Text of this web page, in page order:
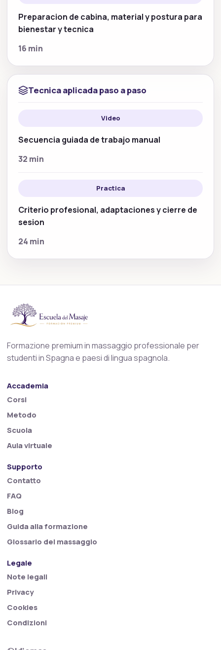
Preparacion de cabina, material y postura para
bienestar y tecnica
16 min
Tecnica aplicada paso a paso
Video
Secuencia guiada de trabajo manual
32 min
Practica
Criterio profesional, adaptaciones y cierre de
sesion
24 min
Formazione premium in massaggio professionale per
studenti in Spagna e paesi di lingua spagnola.
Accademia
Corsi
Metodo
Scuola
Aula virtuale
Supporto
Contatto
FAQ
Blog
Guida alla formazione
Glossario del massaggio
Legale
Note legali
Privacy
Cookies
Condizioni